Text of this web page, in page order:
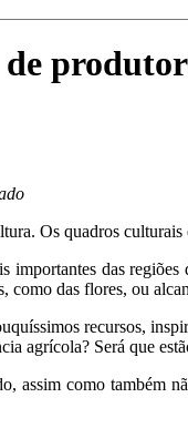
Os quadros
importantes das
das flores, ou
recursos,
agrícola? Será que
como também